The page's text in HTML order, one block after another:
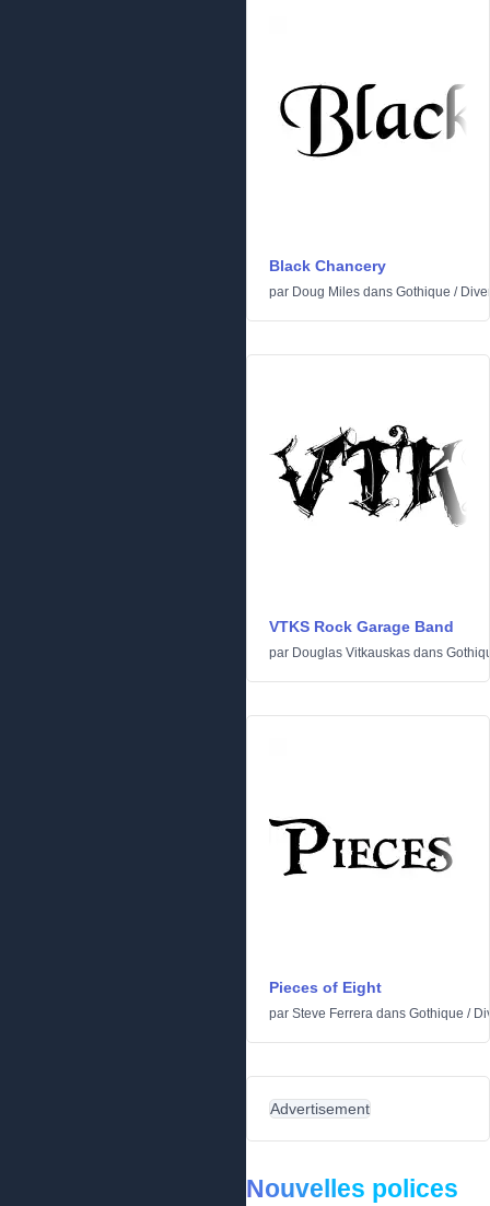
Black Chancery
par Doug Miles dans Gothique /
VTKS Rock Garage Band
par Douglas Vitkauskas dans
Pieces of Eight
par Steve Ferrera dans Gothique /
Advertisement
Nouvelles polices